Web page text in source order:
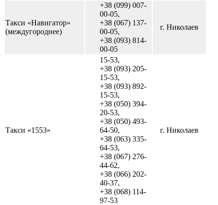
Такси «Навигатор»
(междугороднее)
+38 (099) 007-
00-05,
+38 (067) 137-
00-05,
+38 (093) 814-
00-05
г. Николаев
Такси «1553»
15-53,
+38 (093) 205-
15-53,
+38 (093) 892-
15-53,
+38 (050) 394-
20-53,
+38 (050) 493-
64-50,
+38 (063) 335-
64-53,
+38 (067) 276-
44-62,
+38 (066) 202-
40-37,
+38 (068) 114-
97-53
г. Николаев